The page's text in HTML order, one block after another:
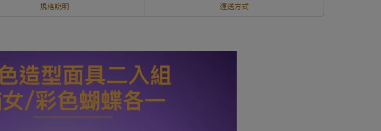
規格說明 運送方式